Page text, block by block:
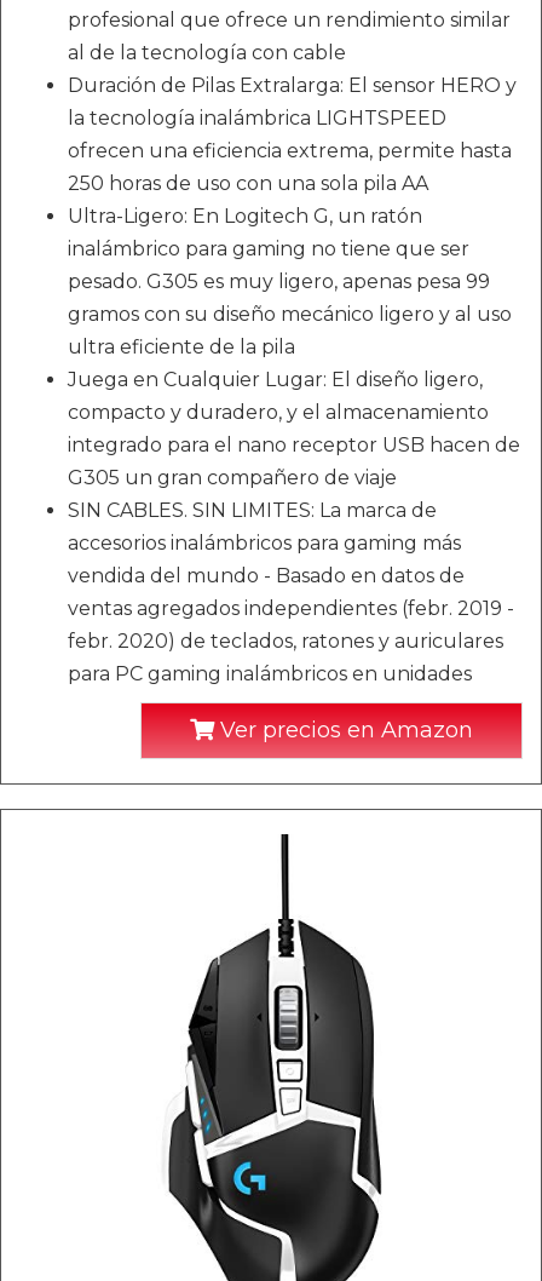
profesional que ofrece un rendimiento similar
al de la tecnología con cable
Duración de Pilas Extralarga: El sensor HERO y
la tecnología inalámbrica LIGHTSPEED
ofrecen una eficiencia extrema, permite hasta
250 horas de uso con una sola pila AA
Ultra-Ligero: En Logitech G, un ratón
inalámbrico para gaming no tiene que ser
pesado. G305 es muy ligero, apenas pesa 99
gramos con su diseño mecánico ligero y al uso
ultra eficiente de la pila
Juega en Cualquier Lugar: El diseño ligero,
compacto y duradero, y el almacenamiento
integrado para el nano receptor USB hacen de
G305 un gran compañero de viaje
SIN CABLES. SIN LIMITES: La marca de
accesorios inalámbricos para gaming más
vendida del mundo - Basado en datos de
ventas agregados independientes (febr. 2019 -
febr. 2020) de teclados, ratones y auriculares
para PC gaming inalámbricos en unidades
Ver precios en Amazon